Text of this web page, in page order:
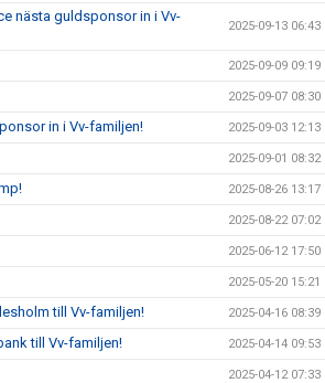
nästa guldsponsor in i Vv-
2025-09-13 06:43
2025-09-09 09:19
2025-09-07 08:30
in i Vv-familjen! 2025-09-03 12:13
2025-09-01 08:32
2025-08-26 13:17
2025-08-22 07:02
2025-06-12 17:50
2025-05-20 15:21
till Vv-familjen! 2025-04-16 08:39
till Vv-familjen! 2025-04-14 09:53
2025-04-12 07:33